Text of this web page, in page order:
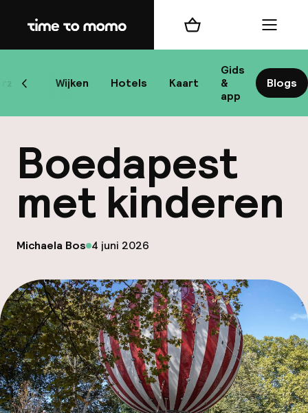
Home
Wijken Hotels Kaart
Gids
&
app
Blogs
Scroll naar links
Winkelmand Menu
Boedapest
met kinderen
Gepubliceerd door
Michaela Bos op
4 juni 2026